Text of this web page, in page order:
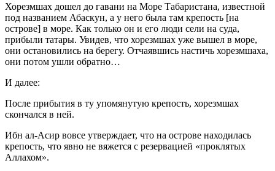
Хорезмшах дошел до гавани на Море Табаристана, известной
под названием Абаскун, а у него была там крепость [на
острове] в море. Как только он и его люди сели на суда,
прибыли татары. Увидев, что хорезмшах уже вышел в море,
они остановились на берегу. Отчаявшись настичь хорезмшаха,
они потом ушли обратно…
И далее:
После прибытия в ту упомянутую крепость, хорезмшах
скончался в ней.
Ибн ал-Асир вовсе утверждает, что на острове находилась
крепость, что явно не вяжется с резервацией «проклятых
Аллахом».